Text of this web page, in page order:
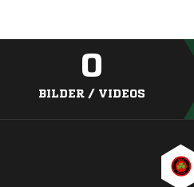
0
BILDER / VIDEOS